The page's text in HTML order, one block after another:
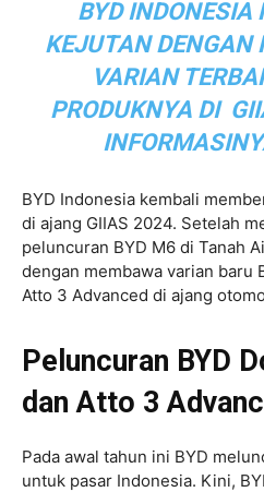
BYD INDONESIA
KEJUTAN DENGAN
VARIAN
PRODUKNYA DI
BYD Indonesia kembali
di ajang GIIAS 2024. Setelah
peluncuran BYD M6 di Tanah
dengan membawa varian baru
Atto 3 Advanced di ajang
Peluncuran BYD
dan Atto 3
Pada awal tahun ini BYD
untuk pasar Indonesia. Kini,